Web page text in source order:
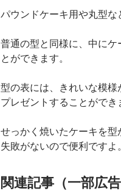
パウンドケーキ用や丸型な
普通の型と同様に、中にケ
とができます。
型の表には、きれいな模様
プレゼントすることができ
せっかく焼いたケーキを
失敗がないので便利ですよ。
関連記事（一部広